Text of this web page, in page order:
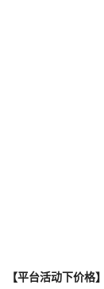
【平台活动下价格】